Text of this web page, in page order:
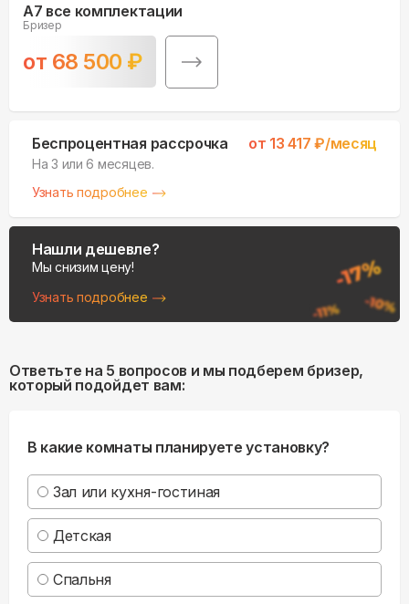
A7 все комплектации
Бризер
от 68 500 ₽
Беспроцентная рассрочка от 13 417 ₽/месяц
На 3 или 6 месяцев.
Узнать подробнее
Нашли дешевле?
Мы снизим цену!
Узнать подробнее
Ответьте на 5 вопросов и мы подберем бризер,
который подойдет вам:
В какие комнаты планируете установку?
Зал или кухня-гостиная
Детская
Спальня